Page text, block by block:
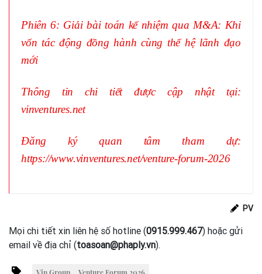
Phiên 6: Giải bài toán kế nhiệm qua M&A: Khi
vốn tác động đồng hành cùng thế hệ lãnh đạo
mới
Thông tin chi tiết được cập nhật tại:
vinventures.net
Đăng ký quan tâm tham dự:
https://www.vinventures.net/venture-forum-2026
PV
Mọi chi tiết xin liên hệ số hotline (0915.999.467) hoặc gửi
email về địa chỉ (toasoan@phaply.vn).